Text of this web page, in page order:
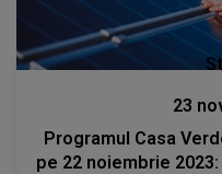
23
Programul Casa
pe 22 noiembrie